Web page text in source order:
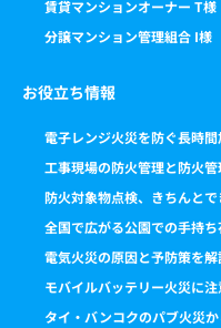
賃貸マンションオーナー T様
分譲マンション管理組合 I様
お役立ち情報
電子レンジ火災を防ぐ長時
工事現場の防火管理と防火
防火対象物点検、きちんとで
全国で広がる公園での手持
電気火災の原因と予防策を解
モバイルバッテリー火災に
タイ・バンコクのパブ火災